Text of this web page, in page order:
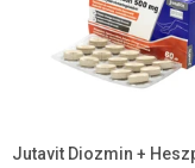
Jutavit Diozmin +